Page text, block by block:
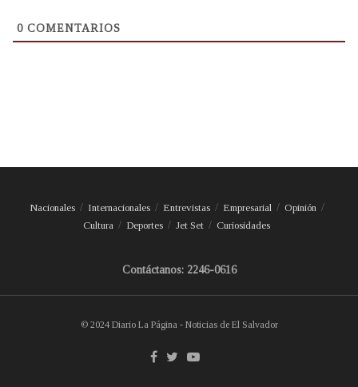
0 COMENTARIOS
Nacionales Internacionales Entrevistas Empresarial
Opinión
Cultura
Deportes Jet Set Curiosidades
Contáctanos: 2246-0616
© 2024 Diario La Página - Noticias de El Salvador